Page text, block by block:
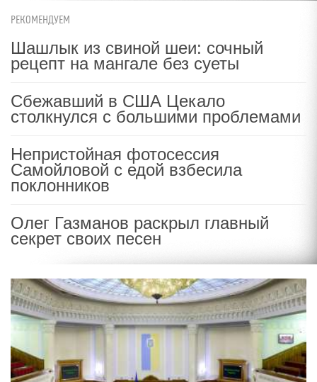
РЕКОМЕНДУЕМ
Шашлык из свиной шеи: сочный
рецепт на мангале без суеты
Сбежавший в США Цекало
столкнулся с большими проблемами
Непристойная фотосессия
Самойловой с едой взбесила
поклонников
Олег Газманов раскрыл главный
секрет своих песен